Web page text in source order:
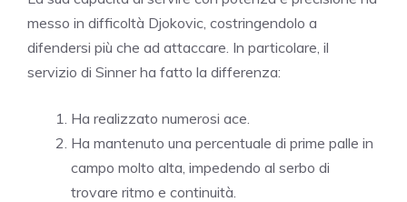
messo in difficoltà Djokovic, costringendolo a
difendersi più che ad attaccare. In particolare, il
servizio di Sinner ha fatto la differenza:
Ha realizzato numerosi ace.
Ha mantenuto una percentuale di prime palle in
campo molto alta, impedendo al serbo di
trovare ritmo e continuità.